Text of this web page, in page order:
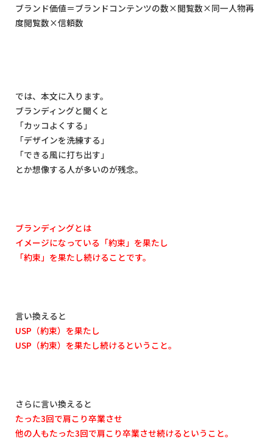
ブランド価値＝ブランドコンテンツの数×閲覧数×同一人物再
度閲覧数×信頼数
では、本文に入ります。
ブランディングと聞くと
「カッコよくする」
「デザインを洗練する」
「できる風に打ち出す」
とか想像する人が多いのが残念。
ブランディングとは
イメージになっている「約束」を果たし
「約束」を果たし続けることです。
言い換えると
USP （約束）を果たし
USP （約束）を果たし続けるということ。
さらに言い換えると
たった3回で肩こり卒業させ
他の人もたった3回で肩こり卒業させ続けるということ。